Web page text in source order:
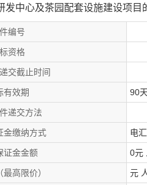
发中心及茶园配套设施建设项目
编号
资格
交截止时间
有效期 90
递交方法
金缴纳方式 电汇
证金金额 0元
高限价） 元